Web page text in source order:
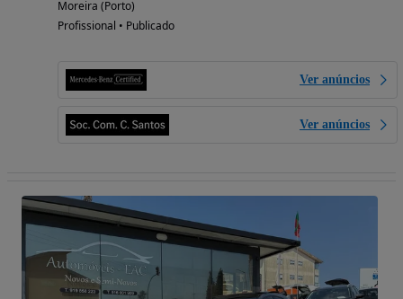
Moreira (Porto)
Profissional • Publicado
Ver anúncios
Ver anúncios